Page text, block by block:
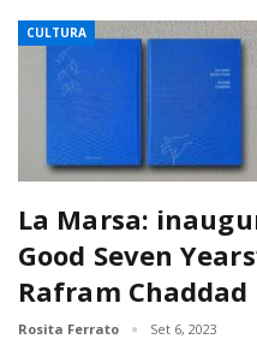
CULTURA
La Marsa:
Good Seven
Rafram Chaddad
Rosita Ferrato Set 6, 2023